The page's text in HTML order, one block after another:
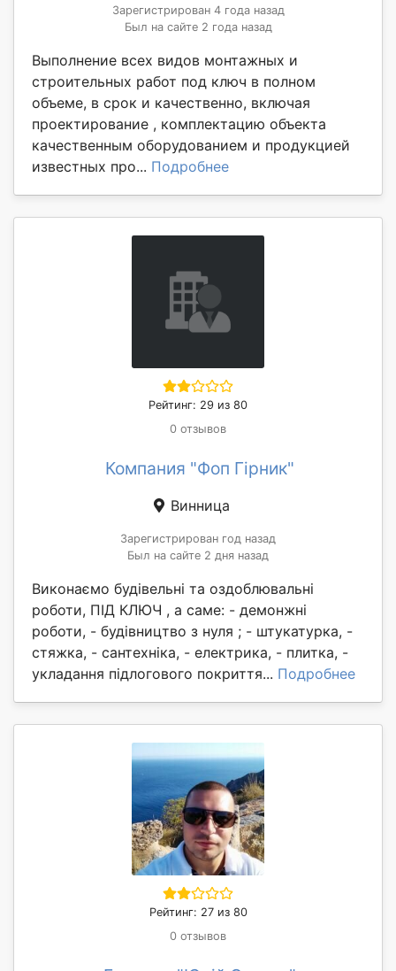
Зарегистрирован 4 года назад
Был на сайте 2 года назад
Выполнение всех видов монтажных и
строительных работ под ключ в полном
объеме, в срок и качественно, включая
проектирование , комплектацию объекта
качественным оборудованием и продукцией
известных про... Подробнее
Рейтинг: 29 из 80
0 отзывов
Компания "Фоп Гірник"
Винница
Зарегистрирован год назад
Был на сайте 2 дня назад
Виконаємо будівельні та оздоблювальні
роботи, ПІД КЛЮЧ , а саме: - демонжні
роботи, - будівництво з нуля ; - штукатурка, -
стяжка, - сантехніка, - електрика, - плитка, -
укладання підлогового покриття... Подробнее
Рейтинг: 27 из 80
0 отзывов